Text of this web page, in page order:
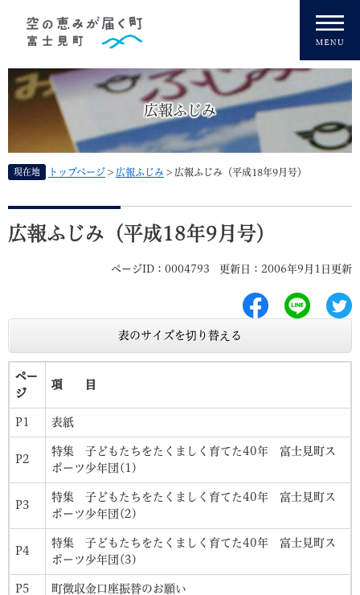
広報ふじみ
現在地 トップページ > 広報ふじみ > 広報ふじみ（平成18年9月号）
本
文
広報ふじみ（平成18年9月号）
ページID：0004793 更新日：2006年9月1日更新
表のサイズを切り替える
ペー
ジ
項 目
P1 表紙
P2
特集 子どもたちをたくましく育てた40年 富士見町ス
ポーツ少年団(1)
P3
特集 子どもたちをたくましく育てた40年 富士見町ス
ポーツ少年団(2)
P4
特集 子どもたちをたくましく育てた40年 富士見町ス
ポーツ少年団(3)
P5 町徴収金口座振替のお願い